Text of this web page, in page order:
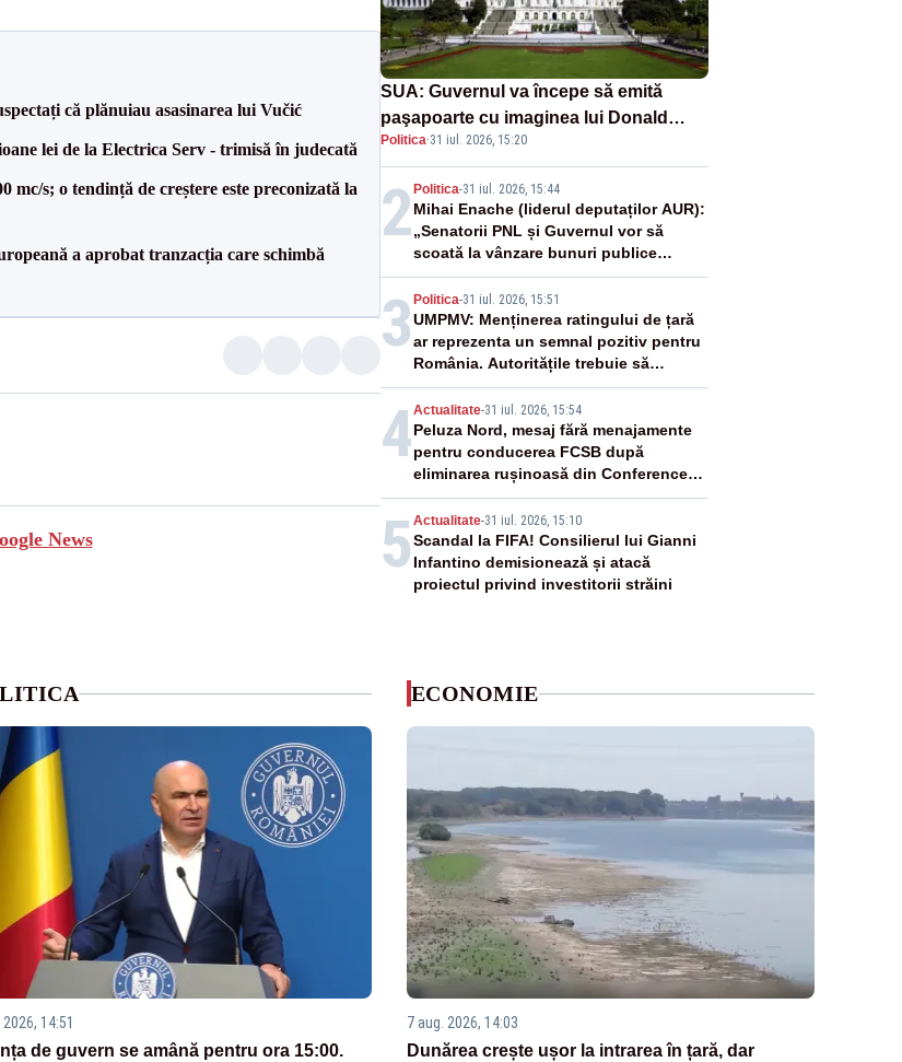
că plănuiau asasinarea lui Vučić
lei de la Electrica Serv - trimisă în judecată
s; o tendință de creștere este preconizată la
a aprobat tranzacția care schimbă
News
SUA: Guvernul va începe să emită
paşapoarte cu imaginea lui Donald
Trump începând cu 8 august
Politica·31 iul. 2026, 15:20
2 Politica-31 iul. 2026, 15:44
Mihai Enache (liderul deputaților AUR):
„Senatorii PNL și Guvernul vor să
scoată la vânzare bunuri publice
pentru a stinge datoriile pentru
vaccinurile Pfizer!”
3 Politica-31 iul. 2026, 15:51
UMPMV: Menținerea ratingului de țară
ar reprezenta un semnal pozitiv pentru
România. Autoritățile trebuie să
continue consolidarea stabilității
economice și financiare
4Actualitate-31 iul. 2026, 15:54
Peluza Nord, mesaj fără menajamente
pentru conducerea FCSB după
eliminarea rușinoasă din Conference
League
5 Actualitate-31 iul. 2026, 15:10
Scandal la FIFA! Consilierul lui Gianni
Infantino demisionează și atacă
proiectul privind investitorii străini
14:51
de guvern se amână pentru ora 15:00.
ECONOMIE
7 aug. 2026, 14:03
Dunărea crește ușor la intrarea în țară, dar